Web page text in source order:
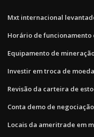
Mxt internacional
Horário de funcionamento
Equipamento de
Investir em troca de moeda
Revisão da carteira de
Conta demo de
Locais da ameritrade em